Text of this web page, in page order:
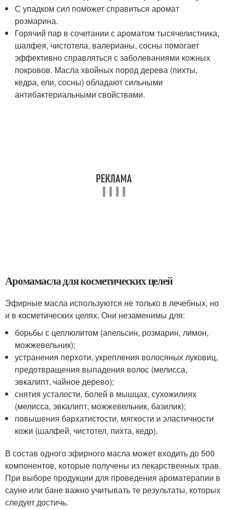
С упадком сил поможет справиться аромат
розмарина.
Горячий пар в сочетании с ароматом тысячелистника,
шалфея, чистотела, валерианы, сосны помогает
эффективно справляться с заболеваниями кожных
покровов. Масла хвойных пород дерева (пихты,
кедра, ели, сосны) обладают сильными
антибактериальными свойствами.
Аромамасла для косметических целей
Эфирные масла используются не только в лечебных, но
и в косметических целях. Они незаменимы для:
борьбы с целлюлитом (апельсин, розмарин, лимон,
можжевельник);
устранения перхоти, укрепления волосяных луковиц,
предотвращения выпадения волос (мелисса,
эвкалипт, чайное дерево);
снятия усталости, болей в мышцах, сухожилиях
(мелисса, эвкалипт, можжевельник, базилик);
повышения бархатистости, мягкости и эластичности
кожи (шалфей, чистотел, пихта, кедр).
В состав одного эфирного масла может входить до 500
компонентов, которые получены из лекарственных трав.
При выборе продукции для проведения ароматерапии в
сауне или бане важно учитывать те результаты, которых
следует достичь.